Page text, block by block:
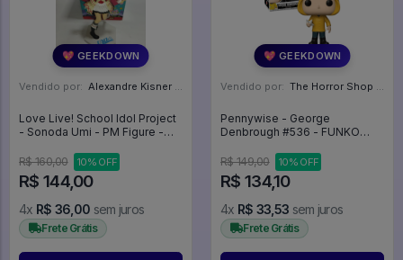
💖 GEEKDOWN
Vendido por: Alexandre Kisner - PR
Love Live! School Idol Project
- Sonoda Umi - PM Figure -
(SEGA) - Love Live! School Idol
Project
R$ 160,00 10% OFF
R$ 144,00
4x R$ 36,00 sem juros
Frete Grátis
💖 GEEKDOWN
Vendido por: The Horror Shop - Colecionáveis - MG
Pennywise - George
Denbrough #536 - FUNKO
R$ 149,00
10% OFF
R$ 134,10
4x R$ 33,53 sem juros
Frete Grátis